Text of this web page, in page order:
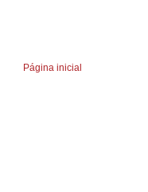
Página inicial